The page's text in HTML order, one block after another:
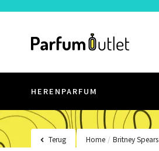
HERENPARFUM
Terug Home / Britney Spears